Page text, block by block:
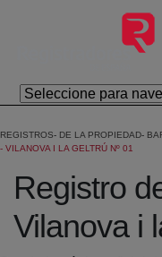
Eduki nagusira joan
REGISTROS DE LA PROPIEDAD
VILANOVA I LA GELTRÚ Nº 01
Registro
Vilanova i